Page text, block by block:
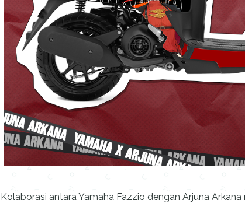
Kolaborasi antara Yamaha Fazzio dengan Arjuna